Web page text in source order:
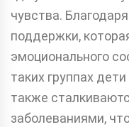
чувства.
поддержки,
эмоционального
таких группах
также
заболеваниями,